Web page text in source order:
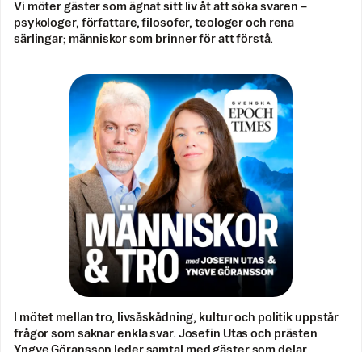
Vi möter gäster som ägnat sitt liv åt att söka svaren –
psykologer, författare, filosofer, teologer och rena
särlingar; människor som brinner för att förstå.
I mötet mellan tro, livsåskådning, kultur och politik uppstår
frågor som saknar enkla svar. Josefin Utas och prästen